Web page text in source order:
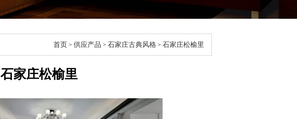
首页 > 供应产品 > 石家庄古典风格 > 石家庄松榆里
石家庄松榆里